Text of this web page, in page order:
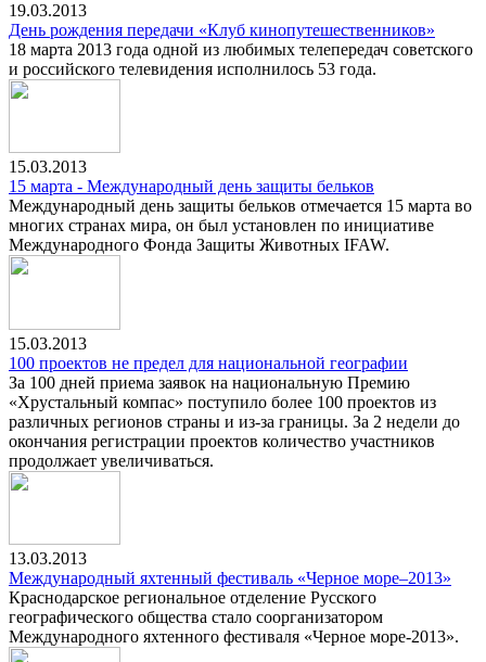
19.03.2013
День рождения передачи «Клуб кинопутешественников»
18 марта 2013 года одной из любимых телепередач советского
и российского телевидения исполнилось 53 года.
15.03.2013
15 марта - Международный день защиты бельков
Международный день защиты бельков отмечается 15 марта во
многих странах мира, он был установлен по инициативе
Международного Фонда Защиты Животных IFAW.
15.03.2013
100 проектов не предел для национальной географии
За 100 дней приема заявок на национальную Премию
«Хрустальный компас» поступило более 100 проектов из
различных регионов страны и из-за границы. За 2 недели до
окончания регистрации проектов количество участников
продолжает увеличиваться.
13.03.2013
Международный яхтенный фестиваль «Черное море–2013»
Краснодарское региональное отделение Русского
географического общества стало соорганизатором
Международного яхтенного фестиваля «Черное море-2013».